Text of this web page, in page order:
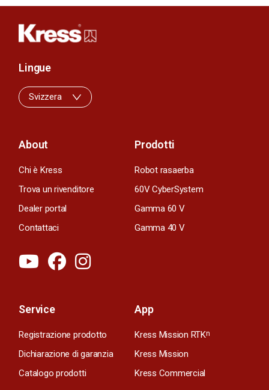
About
Chi è Kress
Trova un rivenditore
Dealer portal
Contattaci
Prodotti
Robot rasaerba
60V CyberSystem
Gamma 60 V
Gamma 40 V
Service
Registrazione prodotto
Dichiarazione di garanzia
Catalogo prodotti
App
Kress Mission RTKn
Kress Mission
Kress Commercial
Lingue
Svizzera